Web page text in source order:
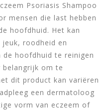
Psoriasis Shampoo
mensen die last hebben
hoofdhuid. Het kan
roodheid en
hoofdhuid te reinigen
belangrijk om te
dit product kan variëren
een dermatoloog
vorm van eczeem of